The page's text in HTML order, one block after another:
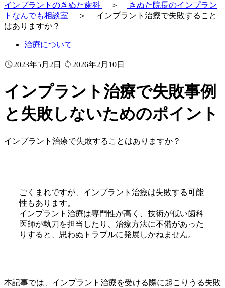
インプラントのきぬた歯科 ＞
きぬた院長のインプラン
トなんでも相談室
＞ インプラント治療で失敗すること
はありますか？
治療について
2023年5月2日  2026年2月10日
インプラント治療で失敗事例
と失敗しないためのポイント
インプラント治療で失敗することはありますか？
ごくまれですが、インプラント治療は失敗する可能
性もあります。
インプラント治療は専門性が高く、技術が低い歯科
医師が執刀を担当したり、治療方法に不備があった
りすると、思わぬトラブルに発展しかねません。
本記事では、インプラント治療を受ける際に起こりうる失敗